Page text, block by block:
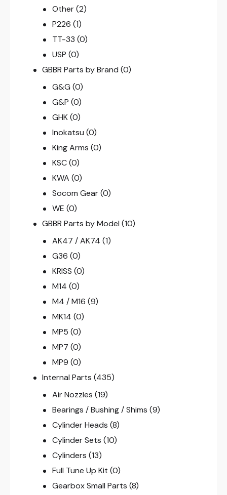
Other (2)
P226 (1)
TT-33 (0)
USP (0)
GBBR Parts by Brand (0)
G&G (0)
G&P (0)
GHK (0)
Inokatsu (0)
King Arms (0)
KSC (0)
KWA (0)
Socom Gear (0)
WE (0)
GBBR Parts by Model (10)
AK47 / AK74 (1)
G36 (0)
KRISS (0)
M14 (0)
M4 / M16 (9)
MK14 (0)
MP5 (0)
MP7 (0)
MP9 (0)
Internal Parts (435)
Air Nozzles (19)
Bearings / Bushing / Shims (9)
Cylinder Heads (8)
Cylinder Sets (10)
Cylinders (13)
Full Tune Up Kit (0)
Gearbox Small Parts (8)